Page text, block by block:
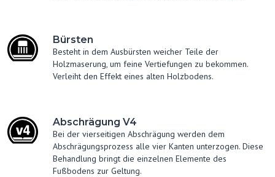
Bürsten
Besteht in dem Ausbürsten weicher Teile der
Holzmaserung, um feine Vertiefungen zu bekommen.
Verleiht den Effekt eines alten Holzbodens.
Abschrägung V4
Bei der vierseitigen Abschrägung werden dem
Abschrägungsprozess alle vier Kanten unterzogen. Diese
Behandlung bringt die einzelnen Elemente des
Fußbodens zur Geltung.